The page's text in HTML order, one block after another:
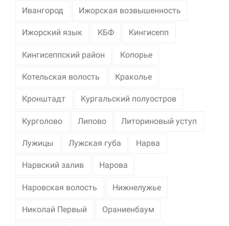
Ивангород Ижорская возвышенность
Ижорский язык КБФ Кингисепп
Кингисеппский район Копорье
Котельская волость Краколье
Кронштадт Кургальский полуостров
Курголово Липово Литориновый уступ
Лужицы Лужская губа Нарва
Нарвский залив Нарова
Наровская волость Нижнелужье
Николай Первый Ораниенбаум